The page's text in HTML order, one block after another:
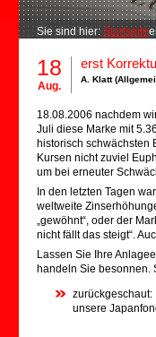
Sie sind hier: Startseite
18
Aug.
erst
A. Klatt (
18.08.2006 nachdem
Juli diese Marke mit
historisch schwächsten
Kursen nicht zuviel
um bei erneuter
In den letzten Tagen
weltweite
„gewöhnt“, oder der
nicht fällt das steigt“.
Lassen Sie Ihre
handeln Sie besonnen.
zurückgeschaut:
unsere